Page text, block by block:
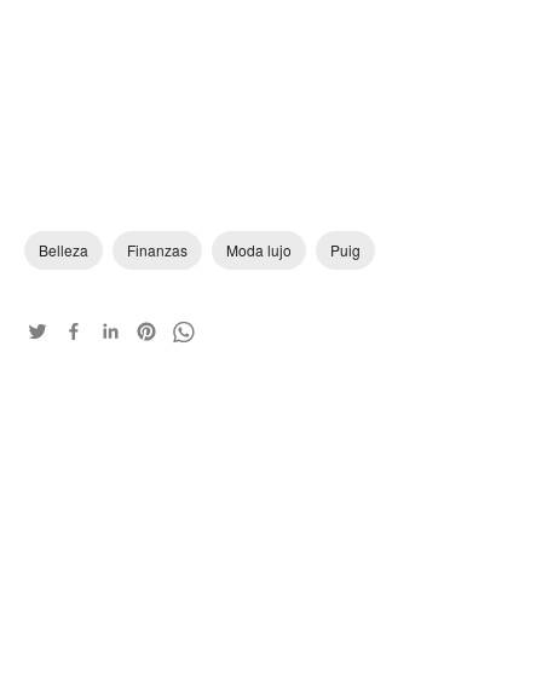
Belleza Finanzas Moda lujo Puig